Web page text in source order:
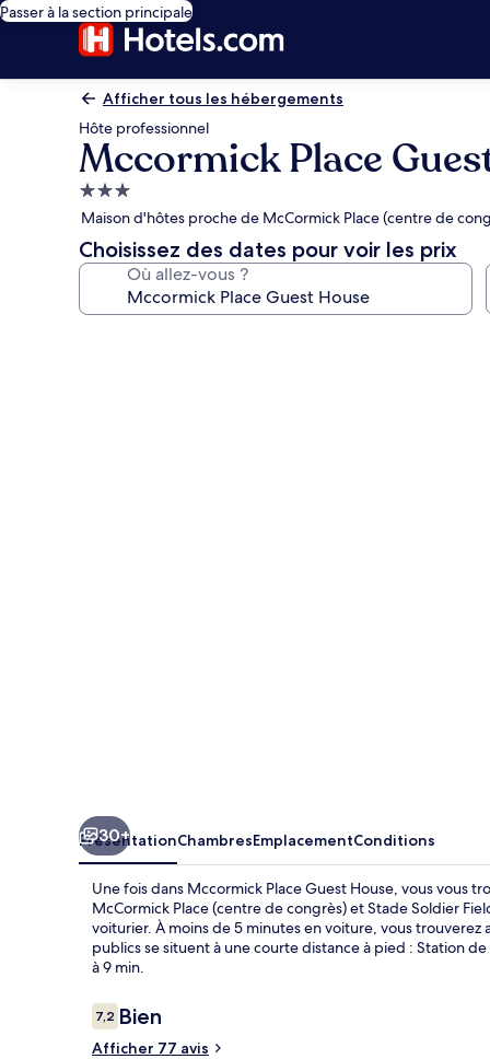
Passer à la section principale
Afficher tous les hébergements
Hôte professionnel
Mccormick Place
Hébergement
3.0 étoiles
Maison d'hôtes proche de McCormick Place (centre de
Choisissez des dates pour voir les prix
Où allez-vous ?
30+
PrésentationChambresEmplacementConditions
Une fois dans Mccormick Place Guest House, vous vous
McCormick Place (centre de congrès) et Stade Soldier
voiturier. À moins de 5 minutes en voiture, vous trouverez
publics se situent à une courte distance à pied : Station
à 9 min.
Avis
voyageurs
7,27,2 sur 10
Bien
Afficher 77 avis